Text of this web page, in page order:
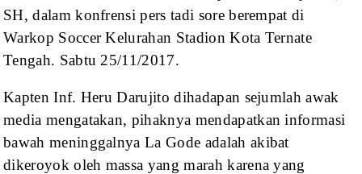
SH, dalam konfrensi pers tadi sore berempat di
Warkop Soccer Kelurahan Stadion Kota Ternate
Tengah. Sabtu 25/11/2017.
Kapten Inf. Heru Darujito dihadapan sejumlah awak
media mengatakan, pihaknya mendapatkan informasi
bawah meninggalnya La Gode adalah akibat
dikeroyok oleh massa yang marah karena yang